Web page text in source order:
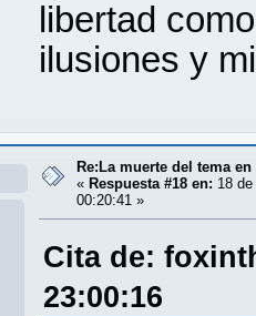
libertad
ilusiones y
Re:La muerte del tema
« Respuesta #18 en: 18
00:20:41 »
Cita de:
23:00:16